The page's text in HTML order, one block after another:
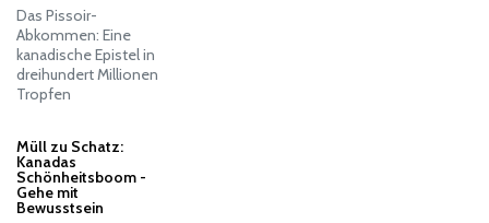
Das Pissoir-
Abkommen: Eine
kanadische Epistel in
dreihundert Millionen
Tropfen
Müll zu Schatz:
Kanadas
Schönheitsboom -
Gehe mit
Bewusstsein